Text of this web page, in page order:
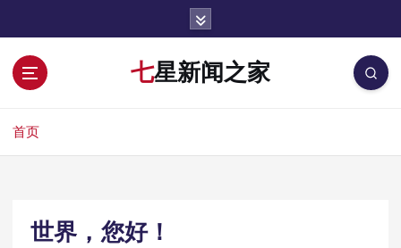
七星新闻之家
首页
世界，您好！